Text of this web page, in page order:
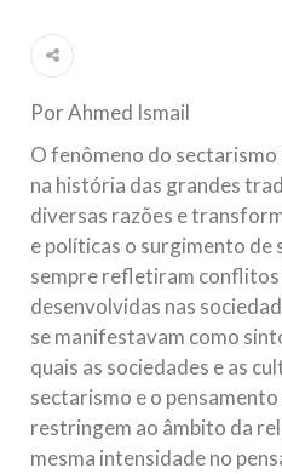
Em nome de Deus, O
Islâmico no Brasil parabeniza
no ano novo muçulmano de
10 DE NOVEMBRO DE 2013
Falecimento do Imam
(A.S.)
Em nome de Deus, o
data em que relembramos o
muçulmanos, o Imam Ali Ibn
(A.S.), conhecido por “Zein Al-
NOTÍCIAS
3 DE JULHO DE 2014
Centro Islâmico no
ministro das
Por Ahmed Ismail
O fenômeno do
na história das grandes
diversas razões e
e políticas o surgimento de
sempre refletiram
desenvolvidas nas
se manifestavam como
quais as sociedades e as
sectarismo e o
restringem ao âmbito da
mesma intensidade no